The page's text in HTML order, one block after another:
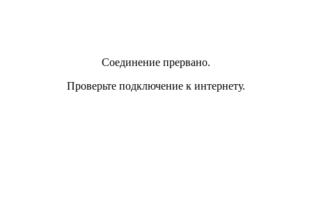
Соединение прервано.
Проверьте подключение к интернету.